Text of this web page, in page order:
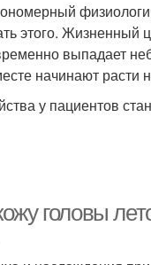
этого. Жизненный
выпадает
начинают расти
у пациентов
головы